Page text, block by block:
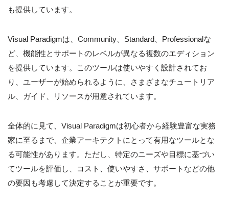
も提供しています。
Visual Paradigmは、Community、Standard、Professionalな
ど、機能性とサポートのレベルが異なる複数のエディション
を提供しています。このツールは使いやすく設計されてお
り、ユーザーが始められるように、さまざまなチュートリア
ル、ガイド、リソースが用意されています。
全体的に見て、Visual Paradigmは初心者から経験豊富な実務
家に至るまで、企業アーキテクトにとって有用なツールとな
る可能性があります。ただし、特定のニーズや目標に基づい
てツールを評価し、コスト、使いやすさ、サポートなどの他
の要因も考慮して決定することが重要です。